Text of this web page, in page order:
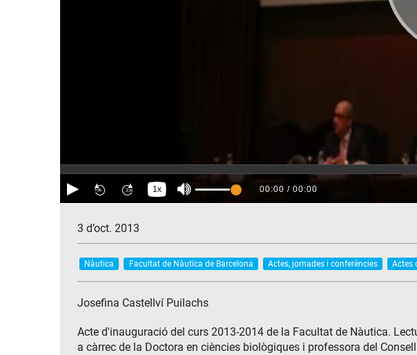
3 d’oct. 2013
Nàutica Facultat de Nàutica de Barcelona Actes, jornades i conferències Actes
Josefina Castellví Puilachs
Acte d'inauguració del curs 2013-2014 de la Facultat de Nàutica.
a càrrec de la Doctora en ciències biològiques i professora del